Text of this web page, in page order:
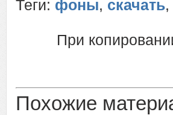
Теги: фоны, скачать,
При
Похожие